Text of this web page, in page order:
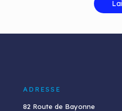
ADRESSE
82 Route de Bayonne